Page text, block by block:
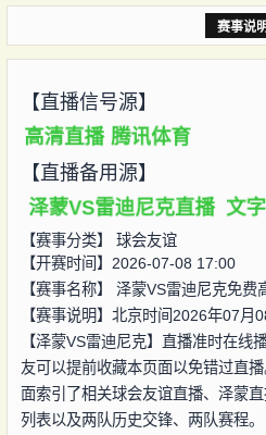
赛事说
【直播信号源】
高清直播 腾讯体育
【直播备用源】
泽蒙VS雷迪尼克直播 文
【赛事分类】 球会友谊
【开赛时间】2026-07-08 17:00
【赛事名称】 泽蒙VS雷迪尼克免费
【赛事说明】北京时间2026年07
【泽蒙VS雷迪尼克】直播准时在线
友可以提前收藏本页面以免错过直
面索引了相关球会友谊直播、泽蒙
列表以及两队历史交锋、两队赛程。